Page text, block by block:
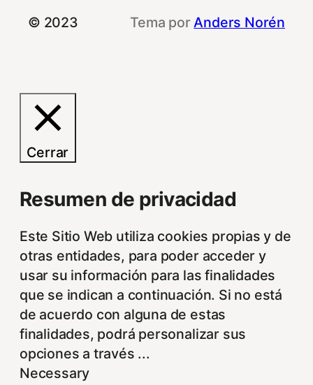
© 2023 Tema por Anders Norén
Cerrar
Resumen de privacidad
Este Sitio Web utiliza cookies propias y de
otras entidades, para poder acceder y
usar su información para las finalidades
que se indican a continuación. Si no está
de acuerdo con alguna de estas
finalidades, podrá personalizar sus
opciones a través ...
Necessary